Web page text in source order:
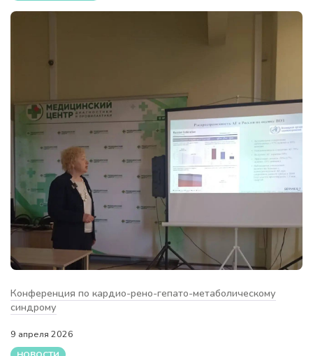
Конференция по кардио-рено-гепато-метаболическому
синдрому
9 апреля 2026